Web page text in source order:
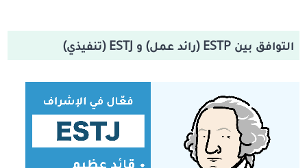
التوافق بين ESTP (رائد عمل) و ESTJ (تنفيذي)